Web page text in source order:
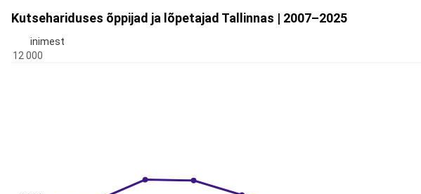
Kutsehariduses õppijad ja lõpetajad Tallinnas | 2007–2025
12 000
inimest